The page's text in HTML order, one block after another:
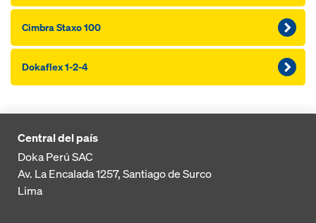
Cimbra Staxo 100
Dokaflex 1-2-4
Central del país
Doka Perú SAC
Av. La Encalada 1257,Santiago de Surco
Lima